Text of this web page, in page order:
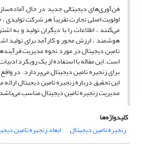
اولویت اصلی تجارت تقریباً هر شرکت تولیدی
می‌کنند ، اطلاعات را با دیگران تولید و به
هوشمند ، ارزش محور و کارآمد برای تولید
برای زنجیره تامین دیجیتال می‌پردازد. در
این تحقیق درباره زنجیره تامین دیجیتال
مدیریت زنجیره تامین دیجیتال مناسب
کلیدواژه‌ها
زنجیره تامین دیجیتال
ابعاد زنجیره تامین